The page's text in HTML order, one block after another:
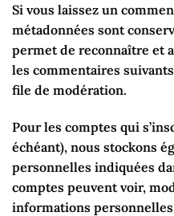
Si vous laissez un
métadonnées sont
permet de reconnaître et
les commentaires
file de modération.
Pour les comptes qui
échéant), nous stockons
personnelles indiquées
comptes peuvent voir,
informations